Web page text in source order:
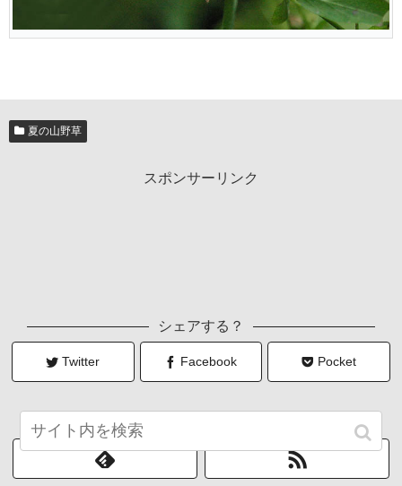
夏の山野草
スポンサーリンク
シェアする？
Twitter Facebook Pocket
ことなみをフォローする？